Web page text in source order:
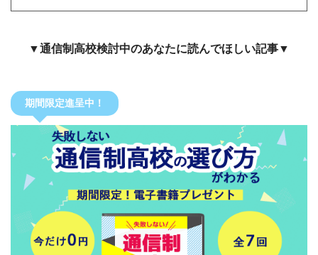
▼通信制高校検討中のあなたに読んでほしい記事▼
期間限定進呈中！